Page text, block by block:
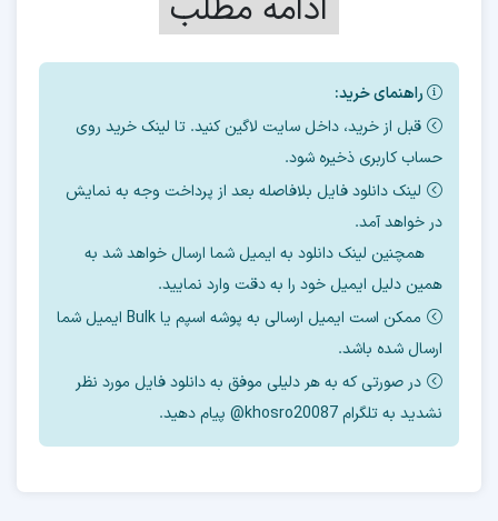
آموزش تعویض هارد و
دامپ A305n باینری 5
مواردی که آموزش داده می شود
هاردهایی که برای این مدل میتوان استفاده کرد
2- مقدار cid برای این مدل به چه عددی باید تغییر
پیدا کند
ادامه مطلب
راهنمای خرید:
قبل از خرید، داخل سایت لاگین کنید. تا لینک خرید روی
حساب کاربری ذخیره شود.
لینک دانلود فایل بلافاصله بعد از پرداخت وجه به نمایش
در خواهد آمد.
همچنین لینک دانلود به ایمیل شما ارسال خواهد شد به
همین دلیل ایمیل خود را به دقت وارد نمایید.
ممکن است ایمیل ارسالی به پوشه اسپم یا Bulk ایمیل شما
ارسال شده باشد.
در صورتی که به هر دلیلی موفق به دانلود فایل مورد نظر
نشدید به تلگرام khosro20087@ پیام دهید.